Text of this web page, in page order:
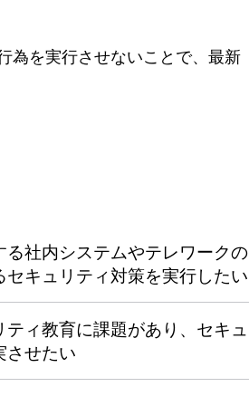
為を実行させないことで、最新
る社内システムやテレワークの
セキュリティ対策を実行したい
ィ教育に課題があり、セキュ
させたい